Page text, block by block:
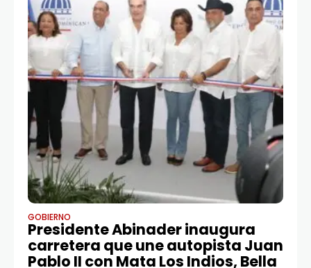
GOBIERNO
Presidente Abinader inaugura
carretera que une autopista Juan
Pablo II con Mata Los Indios, Bella